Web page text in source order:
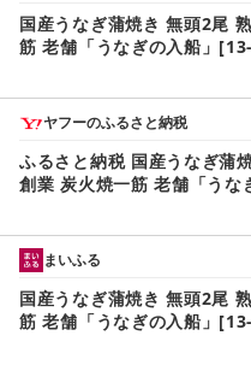
国産うなぎ蒲焼き 無頭2尾
筋 老舗「うなぎの入船」
ヤフーのふるさと納税
ふるさと納税 国産うなぎ蒲
創業 炭火焼一筋 老舗「う
まいふる
国産うなぎ蒲焼き 無頭2尾
筋 老舗「うなぎの入船」